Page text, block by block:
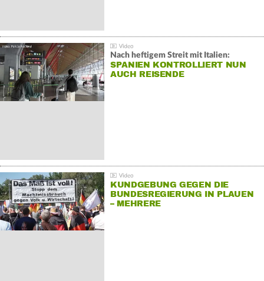
Nach heftigem Streit mit Italien:
SPANIEN KONTROLLIERT NUN
AUCH REISENDE
KUNDGEBUNG GEGEN DIE
BUNDESREGIERUNG IN PLAUEN
– MEHRERE